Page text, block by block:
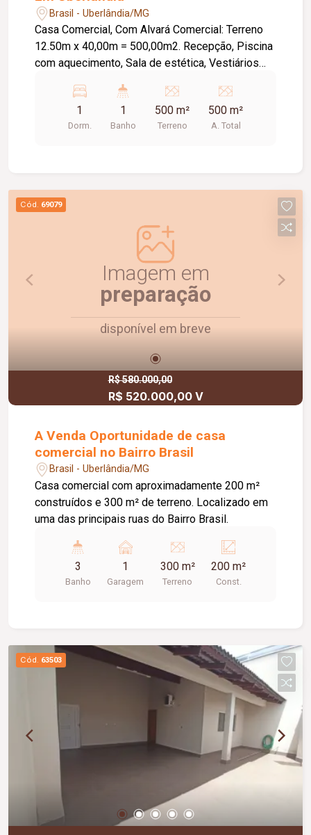
Brasil - Uberlândia/MG
Casa Comercial, Com Alvará Comercial: Terreno
12.50m x 40,00m = 500,00m2. Recepção, Piscina
com aquecimento, Sala de estética, Vestiários
servem como depósito podendo virar salas
comerciais.
1
Dorm.
1
Banho
500 m²
Terreno
500 m²
A. Total
Cód. 69079
Imagem em
preparação
disponível em breve
R$ 580.000,00
R$ 520.000,00 V
A Venda Oportunidade de casa
comercial no Bairro Brasil
Brasil - Uberlândia/MG
Casa comercial com aproximadamente 200 m²
construídos e 300 m² de terreno. Localizado em
uma das principais ruas do Bairro Brasil.
3
Banho
1
Garagem
300 m²
Terreno
200 m²
Const.
Cód. 63503